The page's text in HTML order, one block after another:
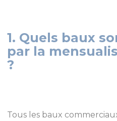
1. Quels baux
par la
?
Tous les baux